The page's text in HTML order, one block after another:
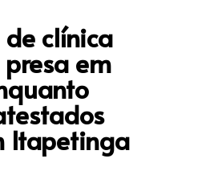
clínica
em
Itapetinga